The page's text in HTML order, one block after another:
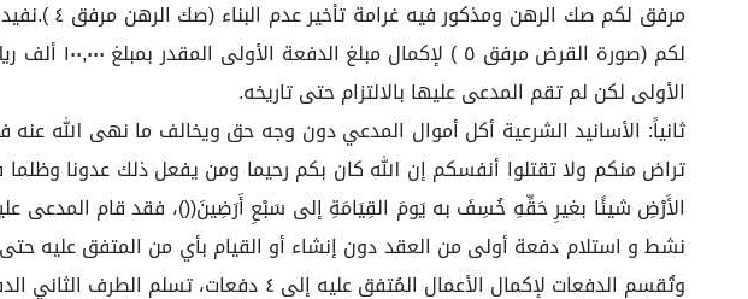
الأولى لكن لم تقم المدعى عليها بالالتزام حتى تاريخه.
ثانياً: الأسانيد الشرعية أكل أموال المدعي دون وجه حق ويخالف ما نهى الله عنه
تراض منكم ولا تقتلوا أنفسكم إن الله كان بكم رحيما ومن يفعل ذلك عدونا
الأَرْضِ شيئًا بغيرِ حَقِّهِ خُسِفَ به يَومَ القِيَامَةِ إلى سَبْعِ أَرَضِينَ(()، فقد قام المدعى